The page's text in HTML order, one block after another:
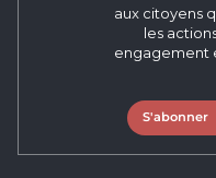
aux citoyens
les
engagement
S'abonner